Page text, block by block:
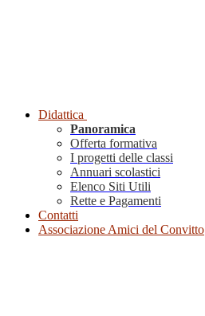
Didattica
Panoramica
Offerta formativa
I progetti delle classi
Annuari scolastici
Elenco Siti Utili
Rette e Pagamenti
Contatti
Associazione Amici del Convitto